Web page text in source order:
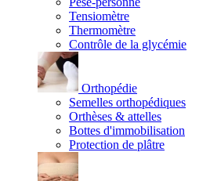
Tensiomètre
Thermomètre
Contrôle de la glycémie
Orthopédie
Semelles orthopédiques
Orthèses & attelles
Bottes d'immobilisation
Protection de plâtre